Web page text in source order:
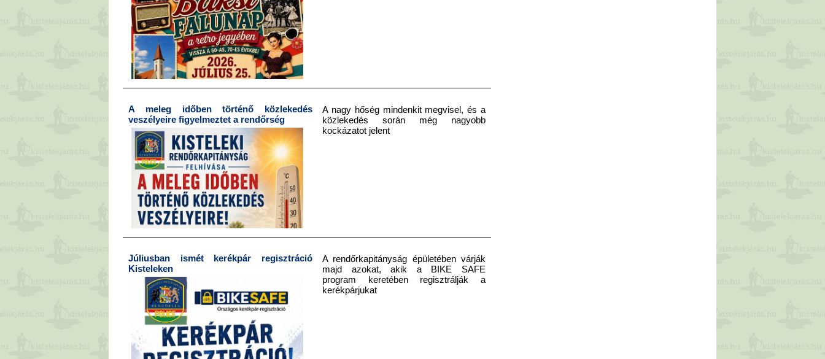
A meleg időben történő közlekedés
veszélyeire figyelmeztet a rendőrség
A nagy hőség mindenkit megvisel, és a
közlekedés során még nagyobb
kockázatot jelent
Júliusban ismét kerékpár regisztráció
Kisteleken
A rendőrkapitányság épületében várják
majd azokat, akik a BIKE SAFE
program keretében regisztrálják a
kerékpárjukat